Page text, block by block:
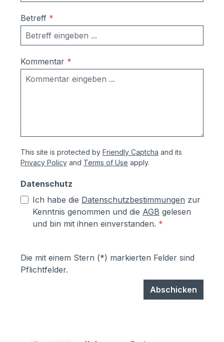
Austausch im Falle einer Beschädigung
durch Laien möglich
Korrosionsschutzmaßnahmen (Angaben
vom Hersteller):- Kästen aus
sendzimierverzinktem Stahl (verformbar
ohne Abspringen der Beschichtung,
chromatiert- Zusätzlich erhalten alle
Aluminium- und Stahlteile, Ausnahme
lösungsmittelfreie Pulverlackierung (z.T.
auch Kunststoffbeschichtung genannt) mit
Polyesterpulver in Fassadenqualität, dies
garantiert UV- und Wetterbeständigkeit-
Betreff *
Kommentar *
This site is protected by Friendly Captcha and its
Privacy Policy and Terms of Use apply.
Datenschutz
Ich habe die Datenschutzbestimmungen zur
Kenntnis genommen und die AGB gelesen
und bin mit ihnen einverstanden. *
Die mit einem Stern (*) markierten Felder sind
Pflichtfelder.
Abschicken